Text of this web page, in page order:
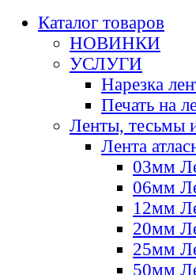
Каталог товаров
НОВИНКИ
УСЛУГИ
Нарезка
Печать на
Ленты, тесьмы
Лента
03мм
06мм
12мм
20мм
25мм
50мм